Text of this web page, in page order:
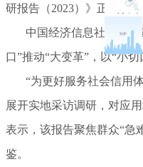
研报告（2023）》正式发
中国经济信息社董事、
口”推动“大变革”，以“小
“为更好服务社会信用体
展开实地采访调研，对应
表示，该报告聚焦群众“急
鉴。